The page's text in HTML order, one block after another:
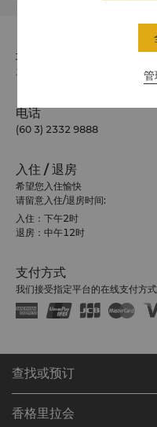
地址
马来西亚Kuala Lumpur City
电话
(60 3) 2332 9888
入住 / 退房
希望您入住愉快
请留意入住/退房时间:
入住：下午2时
退房：中午12时
支付方式
我们接受指定平台的在线支付方
查找或预订
查找预订
香格里拉会